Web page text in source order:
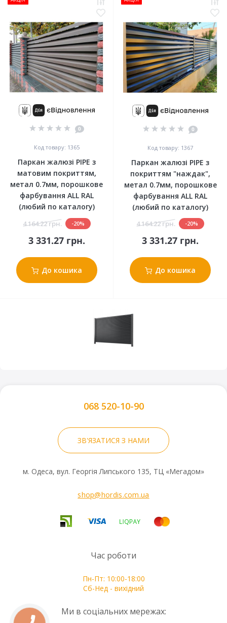
0
Код товару: 1365
Паркан жалюзі PIPE з
матовим покриттям,
метал 0.7мм, порошкове
фарбування ALL RAL
(любий по каталогу)
4 164.22 грн. -20%
3 331.27 грн.
До кошика
0
Код товару: 1367
Паркан жалюзі PIPE з
покриттям "наждак",
метал 0.7мм, порошкове
фарбування ALL RAL
(любий по каталогу)
4 164.22 грн. -20%
3 331.27 грн.
До кошика
068 520-10-90
ЗВ'ЯЗАТИСЯ З НАМИ
м. Одеса, вул. Георгія Липського 135, ТЦ «Мегадом»
shop@hordis.com.ua
Час роботи
Пн-Пт: 10:00-18:00
Сб-Нед - вихідний
Ми в соціальних мережах: